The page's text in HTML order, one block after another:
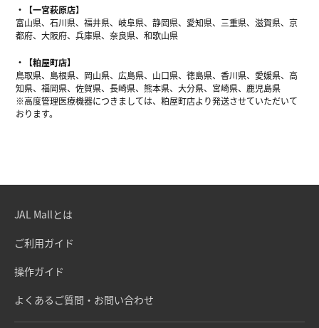
【一宮萩原店】
富山県、石川県、福井県、岐阜県、静岡県、愛知県、三重県、滋賀県、京
都府、大阪府、兵庫県、奈良県、和歌山県
【粕屋町店】
鳥取県、島根県、岡山県、広島県、山口県、徳島県、香川県、愛媛県、高
知県、福岡県、佐賀県、長崎県、熊本県、大分県、宮崎県、鹿児島県
※高度管理医療機器につきましては、粕屋町店より発送させていただいて
おります。
JAL Mallとは
ご利用ガイド
操作ガイド
よくあるご質問・お問い合わせ